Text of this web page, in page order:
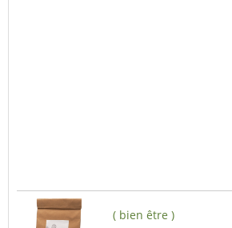
( bien être )